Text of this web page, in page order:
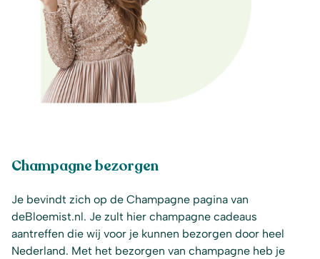
Champagne bezorgen
Je bevindt zich op de Champagne pagina van
deBloemist.nl. Je zult hier champagne cadeaus
aantreffen die wij voor je kunnen bezorgen door heel
Nederland. Met het bezorgen van champagne heb je